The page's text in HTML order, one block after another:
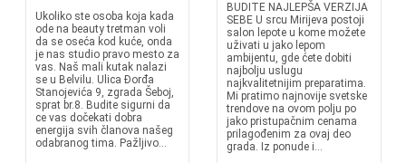
Ukoliko ste osoba koja kada
ode na beauty tretman voli
da se oseća kod kuće, onda
je nas studio pravo mesto za
vas. Naš mali kutak nalazi
se u Belvilu. Ulica Đorđa
Stanojevića 9, zgrada Šeboj,
sprat br.8. Budite sigurni da
ce vas dočekati dobra
energija svih članova našeg
odabranog tima. Pažljivo...
BUDITE NAJLEPŠA VERZIJA
SEBE U srcu Mirijeva postoji
salon lepote u kome možete
uživati u jako lepom
ambijentu, gde ćete dobiti
najbolju uslugu
najkvalitetnijim preparatima.
Mi pratimo najnovije svetske
trendove na ovom polju po
jako pristupačnim cenama
prilagođenim za ovaj deo
grada. Iz ponude i...